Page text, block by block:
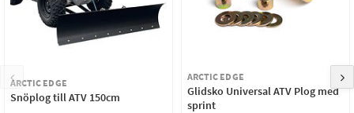
ARCTIC EDGE
Snöplog till ATV 150cm
ARCTIC EDGE
Glidsko Universal ATV Plog med
sprint